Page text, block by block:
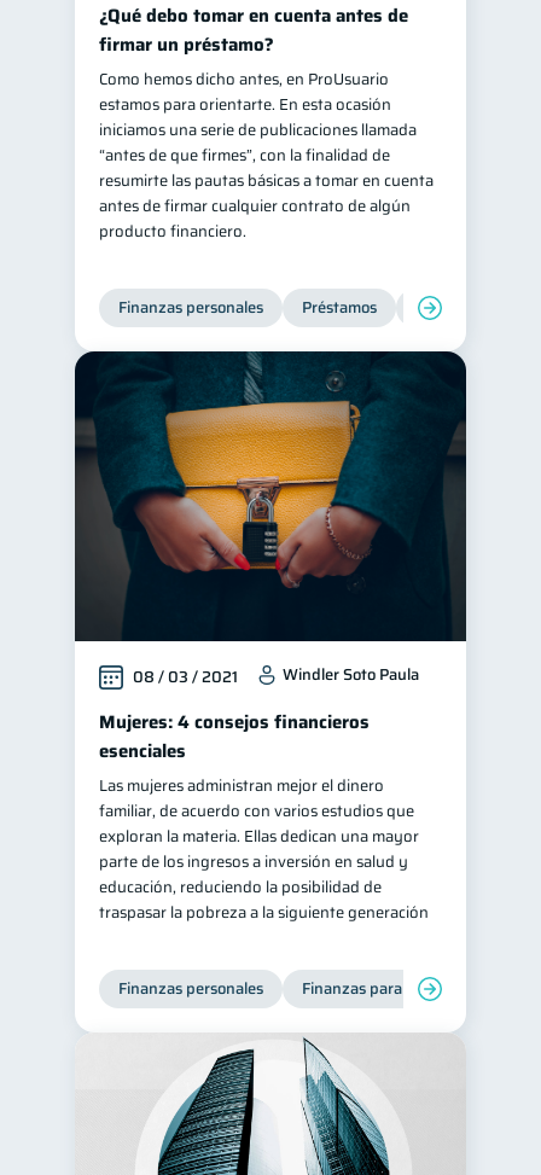
¿Qué debo tomar en cuenta antes de
firmar un préstamo?
Como hemos dicho antes, en ProUsuario
estamos para orientarte. En esta ocasión
iniciamos una serie de publicaciones llamada
“antes de que firmes”, con la finalidad de
resumirte las pautas básicas a tomar en cuenta
antes de firmar cualquier contrato de algún
producto financiero.
Finanzas personales Préstamos Entidad
08 / 03 / 2021 Windler Soto Paula
Mujeres: 4 consejos financieros
esenciales
Las mujeres administran mejor el dinero
familiar, de acuerdo con varios estudios que
exploran la materia. Ellas dedican una mayor
parte de los ingresos a inversión en salud y
educación, reduciendo la posibilidad de
traspasar la pobreza a la siguiente generación
Finanzas personales Finanzas para mujeres